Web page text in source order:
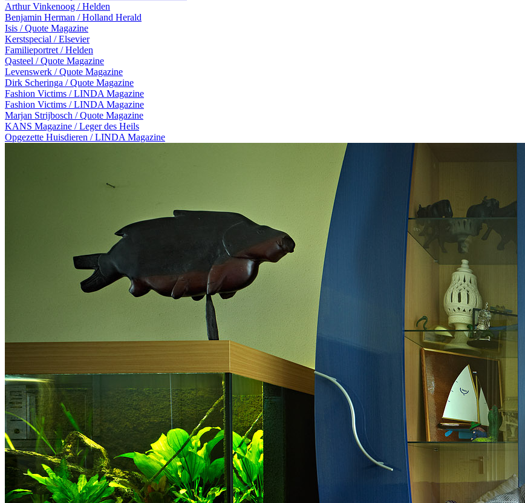
Arthur Vinkenoog / Helden
Benjamin Herman / Holland Herald
Isis / Quote Magazine
Kerstspecial / Elsevier
Familieportret / Helden
Qasteel / Quote Magazine
Levenswerk / Quote Magazine
Dirk Scheringa / Quote Magazine
Fashion Victims / LINDA Magazine
Fashion Victims / LINDA Magazine
Marjan Strijbosch / Quote Magazine
KANS Magazine / Leger des Heils
Opgezette Huisdieren / LINDA Magazine